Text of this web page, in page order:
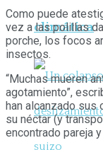
climática
Como puede
vez a las polillas
porche, los focos
insectos.
“Muchas mueren
agotamiento”,
han alcanzado sus
su néctar (y
encontrado pareja